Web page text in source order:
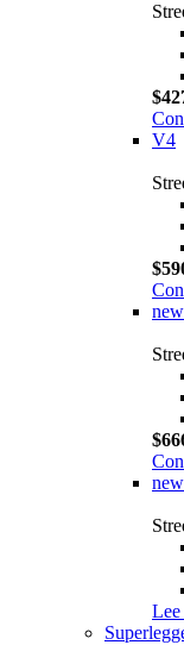
V4
new
new
Lee